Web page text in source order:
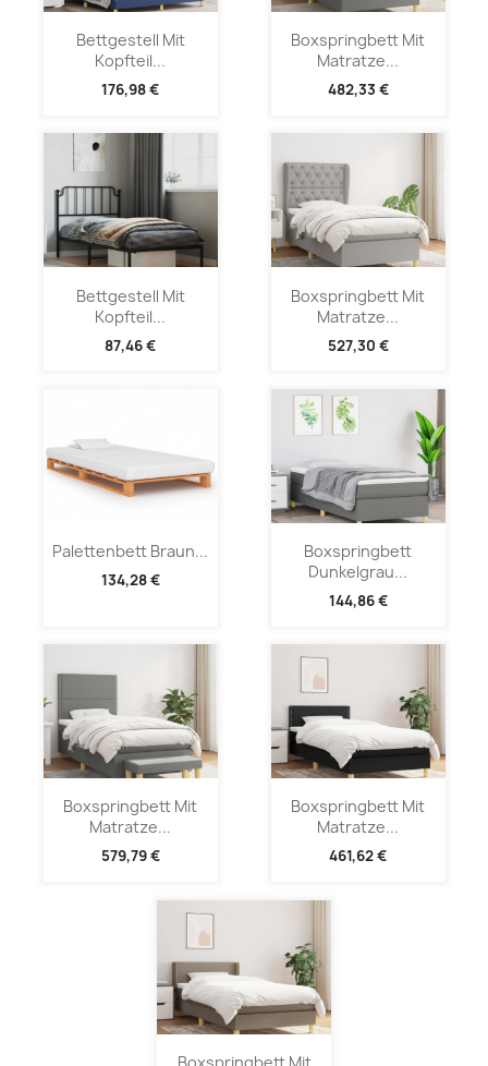
Bettgestell Mit
Kopfteil...
176,98 €
Boxspringbett Mit
Matratze...
482,33 €
Bettgestell Mit
Kopfteil...
87,46 €
Boxspringbett Mit
Matratze...
527,30 €
Palettenbett Braun...
134,28 €
Boxspringbett
Dunkelgrau...
144,86 €
Boxspringbett Mit
Matratze...
579,79 €
Boxspringbett Mit
Matratze...
461,62 €